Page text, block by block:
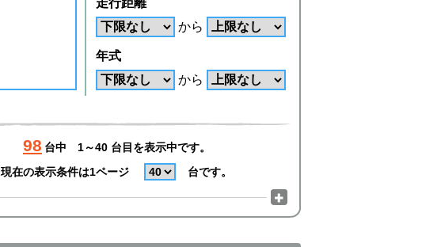
走行距離
から
年式
から
98 台中
1～40 台目を表示中です。
現在の表示条件は1ページ
台です。